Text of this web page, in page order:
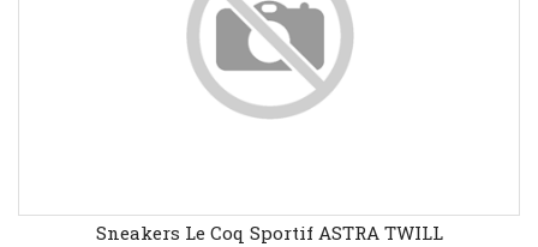
Sneakers Le Coq Sportif ASTRA TWILL